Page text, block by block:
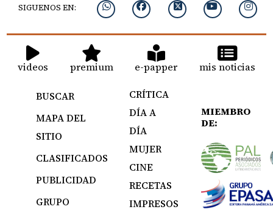
SIGUENOS EN:
videos premium e-papper mis noticias
BUSCAR
MAPA DEL
SITIO
CLASIFICADOS
PUBLICIDAD
GRUPO
CRÍTICA
DÍA A
DÍA
MUJER
CINE
RECETAS
IMPRESOS
MIEMBRO
DE: